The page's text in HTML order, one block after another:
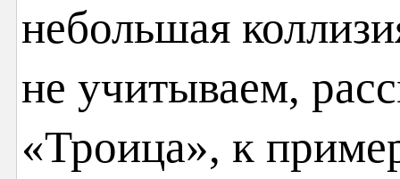
небольшая
не учитываем,
«Троица», к